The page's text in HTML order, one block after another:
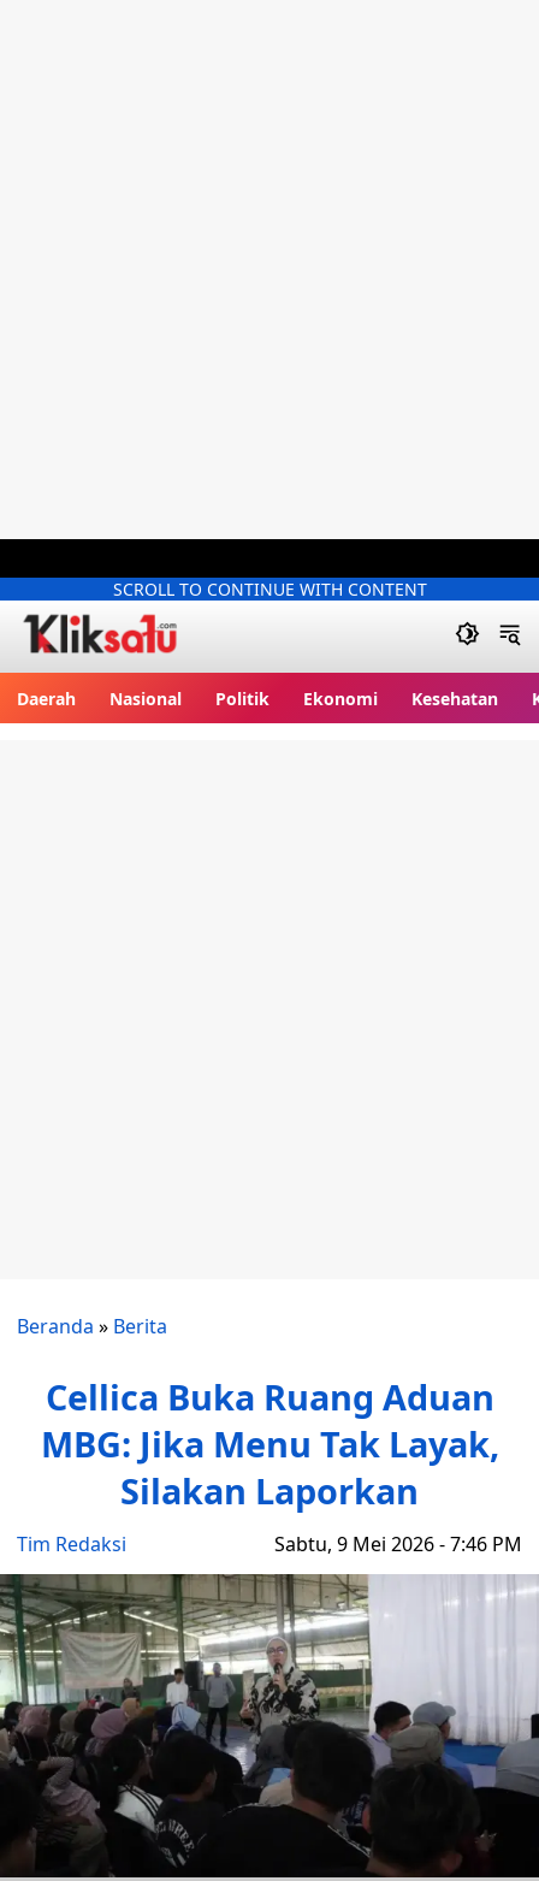
SCROLL TO CONTINUE WITH CONTENT
Daerah Nasional Politik Ekonomi Kesehatan
Beranda » Berita
Cellica Buka Ruang Aduan
MBG: Jika Menu Tak Layak,
Silakan Laporkan
Tim Redaksi Sabtu, 9 Mei 2026 - 7:46 PM